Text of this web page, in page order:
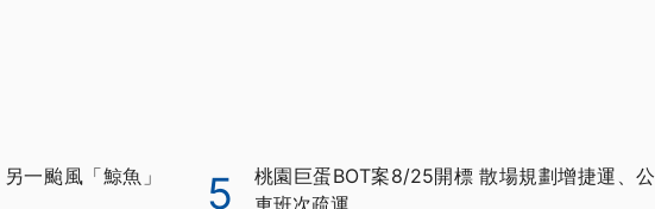
一颱風「鯨魚」
5
桃園巨蛋BOT案8/25開標 散場規劃增捷運、公